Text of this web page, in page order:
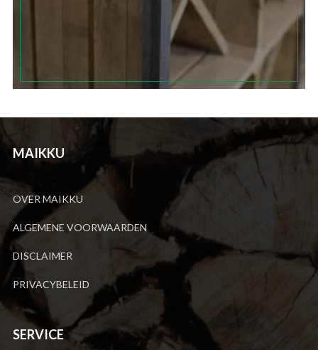
MAIKKU
OVER MAIKKU
ALGEMENE VOORWAARDEN
DISCLAIMER
PRIVACYBELEID
SERVICE